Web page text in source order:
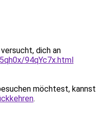
dich an
94qYc7x.html
möchtest, kannst
.